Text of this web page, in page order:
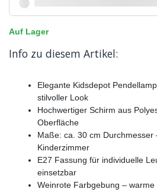
Auf Lager
Info zu diesem Artikel:
Elegante Kidsdepot
stilvoller Look
Hochwertiger Schirm aus
Oberfläche
Maße: ca. 30 cm Durchmesser
Kinderzimmer
E27 Fassung für individuelle
einsetzbar
Weinrote Farbgebung –